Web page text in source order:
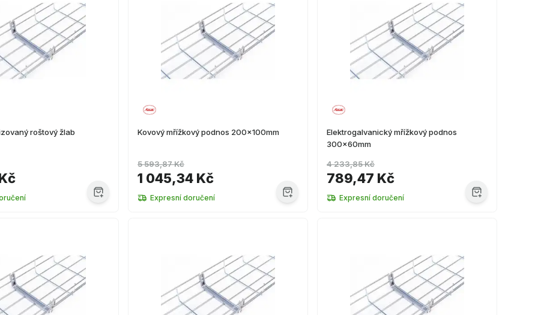
roštový žlab
Kovový mřížkový podnos 200x100mm
1 045,34 Kč
5 593,87 Kč
Expresní doručení
Elektrogalvanický mřížkový podnos
300x60mm
789,47 Kč
4 233,85 Kč
Expresní doručení